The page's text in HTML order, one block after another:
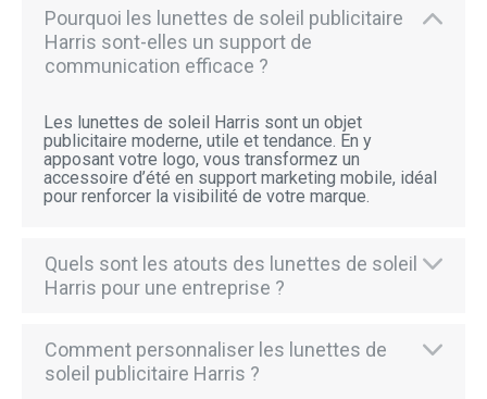
Pourquoi les lunettes de soleil publicitaire
Harris sont-elles un support de
communication efficace ?
Les lunettes de soleil Harris sont un objet
publicitaire moderne, utile et tendance. En y
apposant votre logo, vous transformez un
accessoire d’été en support marketing mobile, idéal
pour renforcer la visibilité de votre marque.
Quels sont les atouts des lunettes de soleil
Harris pour une entreprise ?
Comment personnaliser les lunettes de
soleil publicitaire Harris ?